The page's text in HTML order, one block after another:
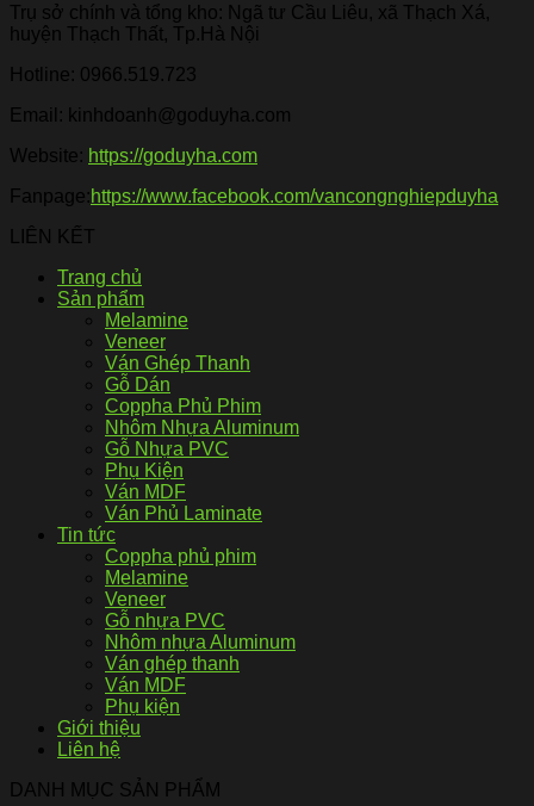
Trụ sở chính và tổng kho: Ngã tư Cầu Liêu, xã Thạch Xá,
huyện Thạch Thất, Tp.Hà Nội
Hotline: 0966.519.723
Email: kinhdoanh@goduyha.com
Website: https://goduyha.com
Fanpage:https://www.facebook.com/vancongnghiepduyha
LIÊN KẾT
Trang chủ
Sản phẩm
Melamine
Veneer
Ván Ghép Thanh
Gỗ Dán
Coppha Phủ Phim
Nhôm Nhựa Aluminum
Gỗ Nhựa PVC
Phụ Kiện
Ván MDF
Ván Phủ Laminate
Tin tức
Coppha phủ phim
Melamine
Veneer
Gỗ nhựa PVC
Nhôm nhựa Aluminum
Ván ghép thanh
Ván MDF
Phụ kiện
Giới thiệu
Liên hệ
DANH MỤC SẢN PHẨM